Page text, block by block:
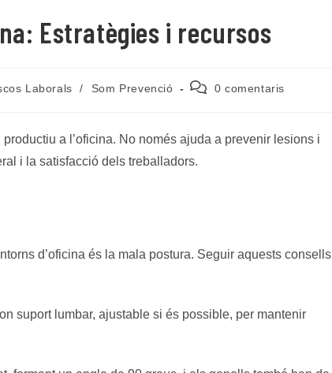
Estratègies i recursos
Laborals / Som Prevenció
Comentaris
0 comentaris
a l’oficina. No només ajuda a prevenir lesions i
i la satisfacció dels treballadors.
d’oficina és la mala postura. Seguir aquests consells
suport lumbar, ajustable si és possible, per mantenir